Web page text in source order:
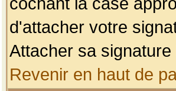
d'attacher votre
Attacher sa
Revenir en haut de